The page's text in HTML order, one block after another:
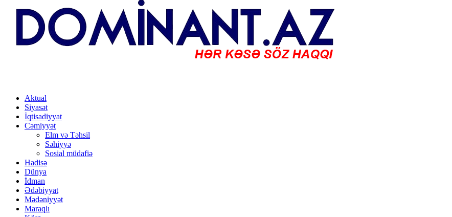
Aktual
Siyasət
İqtisadiyyat
Cəmiyyət
Elm və Təhsil
Səhiyyə
Sosial müdafiə
Hadisə
Dünya
İdman
Ədəbiyyat
Mədəniyyət
Maraqlı